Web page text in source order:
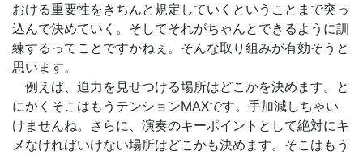
おける重要性をきちんと規定していくということまで突っ
込んで決めていく。そしてそれがちゃんとできるように訓
練するってことですかねぇ。そんな取り組みが有効そうと
思います。
例えば、迫力を見せつける場所はどこかを決めます。と
にかくそこはもうテンションMAXです。手加減しちゃい
けませんね。さらに、演奏のキーポイントとして絶対にキ
メなければいけない場所はどこかも決めます。そこはもう